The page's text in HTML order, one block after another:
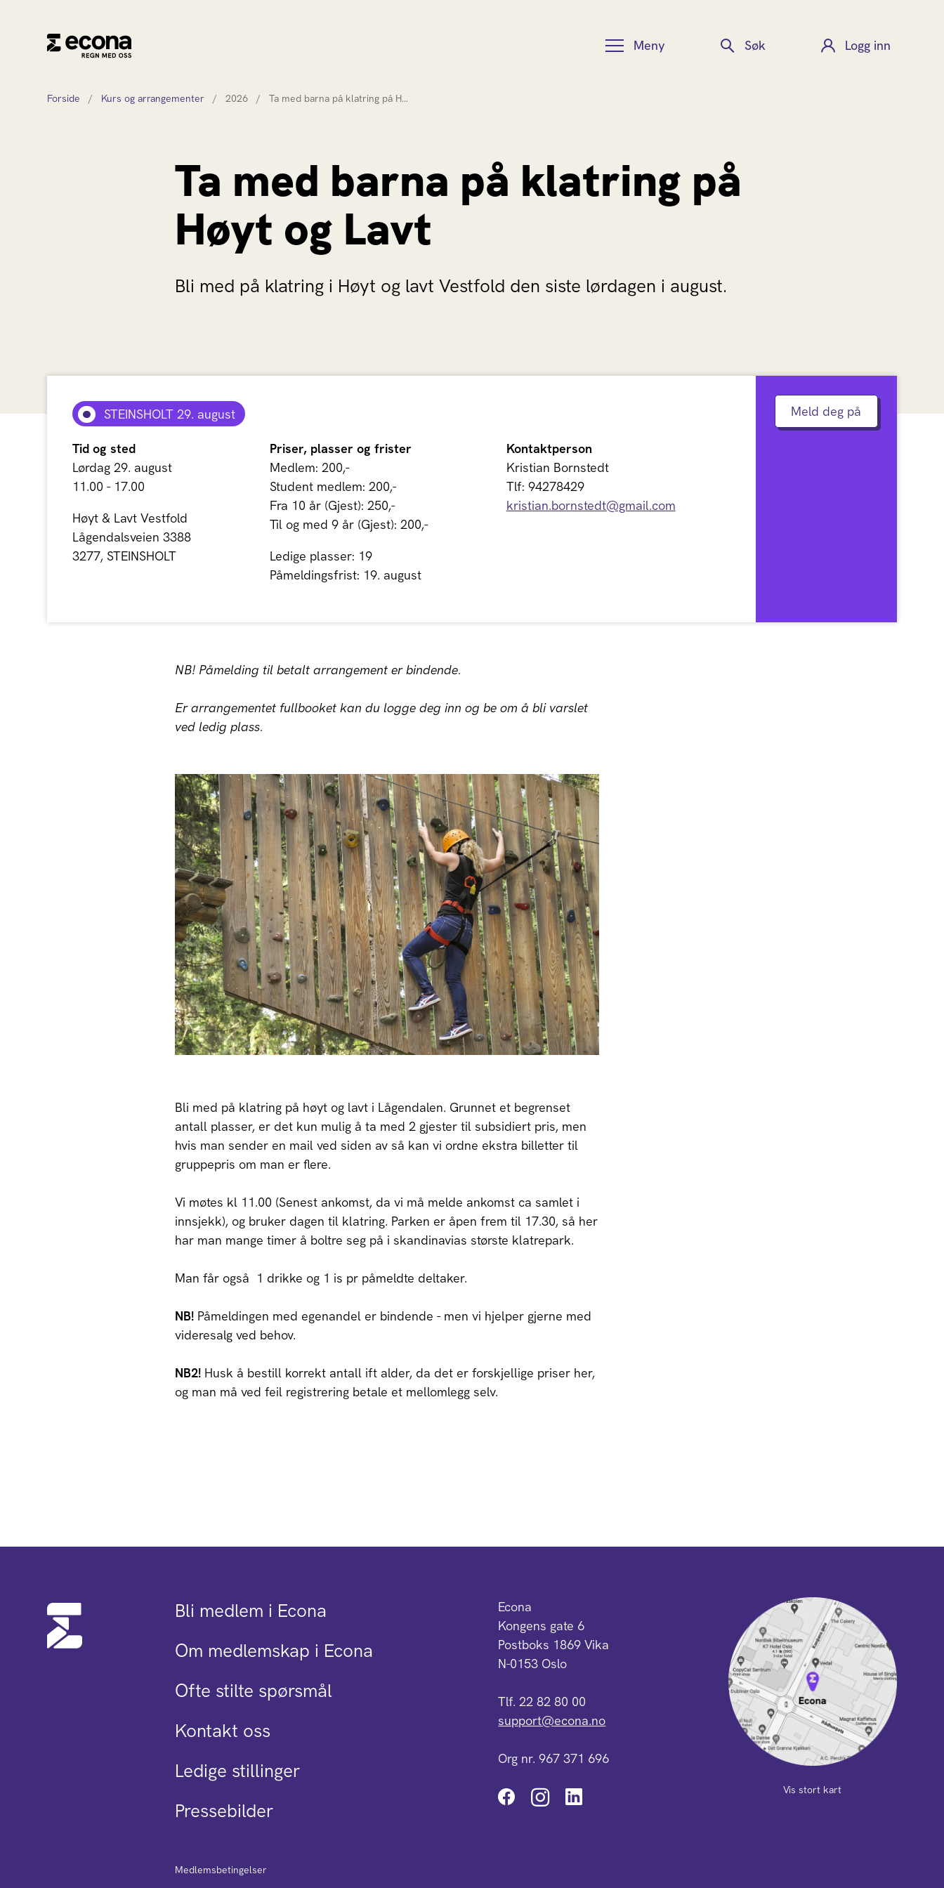
Meny Søk Logg inn
Forside / Kurs og arrangementer / 2026 / Ta med barna på klatring på H…
Ta med barna på klatring på
Høyt og Lavt
Bli med på klatring i Høyt og lavt Vestfold den siste lørdagen i august.
STEINSHOLT 29. august
Tid og sted
Lørdag 29. august
11.00 - 17.00
Høyt & Lavt Vestfold
Lågendalsveien 3388
3277, STEINSHOLT
Priser, plasser og frister
Medlem: 200,-
Student medlem: 200,-
Fra 10 år (Gjest): 250,-
Til og med 9 år (Gjest): 200,-
Ledige plasser: 19
Påmeldingsfrist: 19. august
Kontaktperson
Kristian Bornstedt
Tlf: 94278429
kristian.bornstedt@gmail.com
Meld deg på
NB! Påmelding til betalt arrangement er bindende.
Er arrangementet fullbooket kan du logge deg inn og be om å bli varslet
ved ledig plass.
Bli med på klatring på høyt og lavt i Lågendalen. Grunnet et begrenset
antall plasser, er det kun mulig å ta med 2 gjester til subsidiert pris, men
hvis man sender en mail ved siden av så kan vi ordne ekstra billetter til
gruppepris om man er flere.
Vi møtes kl 11.00 (Senest ankomst, da vi må melde ankomst ca samlet i
innsjekk), og bruker dagen til klatring. Parken er åpen frem til 17.30, så her
har man mange timer å boltre seg på i skandinavias største klatrepark.
Man får også 1 drikke og 1 is pr påmeldte deltaker.
NB!Påmeldingen med egenandel er bindende - men vi hjelper gjerne med
videresalg ved behov.
NB2!Husk å bestill korrekt antall ift alder, da det er forskjellige priser her,
og man må ved feil registrering betale et mellomlegg selv.
Bli medlem i Econa
Om medlemskap i Econa
Ofte stilte spørsmål
Kontakt oss
Ledige stillinger
Pressebilder
Medlemsbetingelser
Econa
Kongens gate 6
Postboks 1869 Vika
N-0153 Oslo
Tlf. 22 82 80 00
support@econa.no
Org nr. 967 371 696
Instagram Vis stort kart